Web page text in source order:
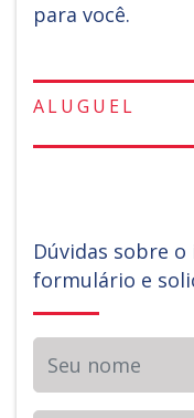
para você.
ALUGUEL
Dúvidas sobre o
formulário e